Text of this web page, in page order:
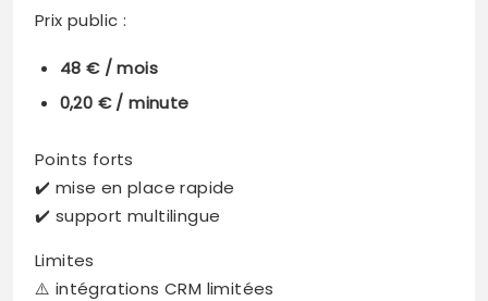
Prix public :
48 € / mois
0,20 € / minute
Points forts
✔️ mise en place rapide
✔️ support multilingue
Limites
⚠️ intégrations CRM limitées